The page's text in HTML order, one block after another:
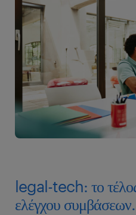
legal-tech: το τέλος
ελέγχου συμβάσεων.